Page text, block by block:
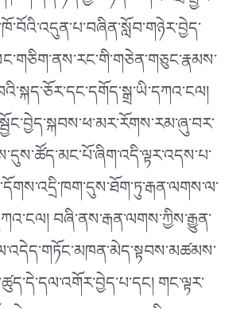
བཞི་ནས་རྒན་ལགས་ཀྱིས་རྒྱུན་
གང་ལྟར་